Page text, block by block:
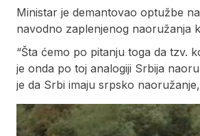
Ministar je demantovao optužbe
navodno zaplenjenog naoružanja
“Šta ćemo po pitanju toga da tzv.
je onda po toj analogiji Srbija
je da Srbi imaju srpsko